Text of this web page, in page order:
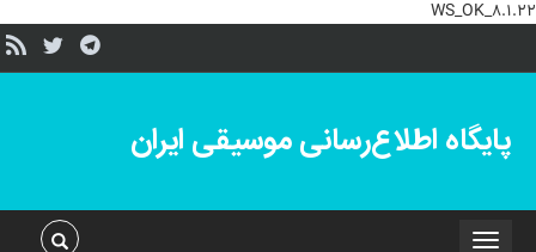
WS_OK_8.1.22
پایگاه اطلاع‌رسانی موسیقی ایران
Toggle